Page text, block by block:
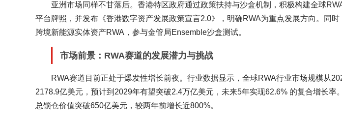
亚洲市场同样不甘落后。香港特区政府通过政策扶持与沙盒机制，积极构建全球
平台牌照，并发布《香港数字资产发展政策宣言2.0》，明确RWA为重点发展方向。同
跨境新能源实体资产RWA，参与金管局Ensemble沙盒测试。
市场前景：RWA赛道的发展潜力与挑战
RWA赛道目前正处于爆发性增长前夜。行业数据显示，全球RWA行业市场规模从
2178.9亿美元，预计到2029年有望突破2.4万亿美元，未来5年实现62.6% 的复合增长率
总锁仓价值突破650亿美元，较两年前增长近800%。